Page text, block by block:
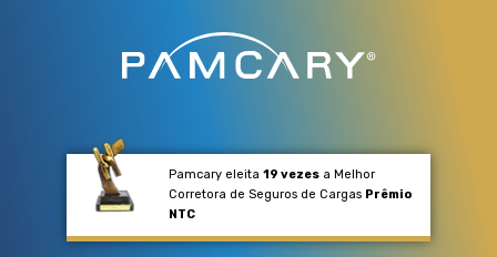
Pamcary eleita 19 vezes a Melhor
Corretora de Seguros de Cargas Prêmio
NTC